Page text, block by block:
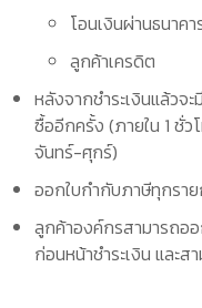
โอนเงินผ่านธนาค
ลูกค้าเครดิต
หลังจากชำระเงินแล้วจ
ซื้ออีกครั้ง (ภายใน 1 ชั่ว
จันทร์-ศุกร์)
ออกใบกำกับภาษีทุกรา
ลูกค้าองค์กรสามารถออ
ก่อนหน้าชำระเงิน และส